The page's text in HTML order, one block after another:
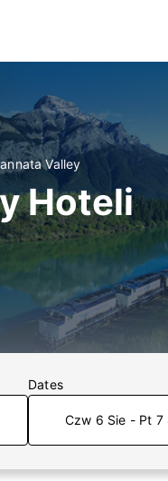
Valley
Hoteli
Dates
Czw 6 Sie - Pt 7